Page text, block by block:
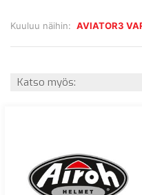
Kuuluu näihin: AVIATOR3
Katso myös: